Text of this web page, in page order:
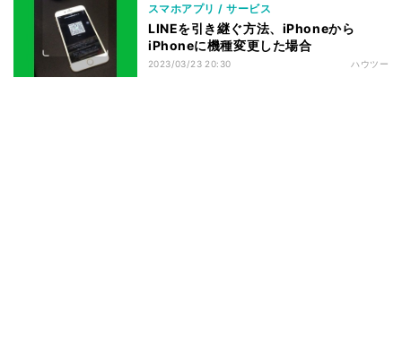
スマホアプリ / サービス
LINEを引き継ぐ方法、iPhoneから
iPhoneに機種変更した場合
2023/03/23 20:30 ハウツー